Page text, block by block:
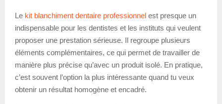
Le kit blanchiment dentaire professionnel est presque un
indispensable pour les dentistes et les instituts qui veulent
proposer une prestation sérieuse. Il regroupe plusieurs
éléments complémentaires, ce qui permet de travailler de
manière plus précise qu’avec un produit isolé. En pratique,
c’est souvent l’option la plus intéressante quand tu veux
obtenir un résultat homogène et encadré.